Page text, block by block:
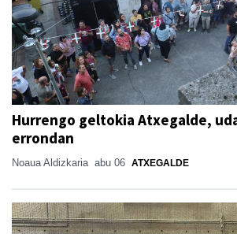
Hurrengo geltokia Atxegalde,
errondan
Noaua Aldizkaria abu 06 ATXEGALDE